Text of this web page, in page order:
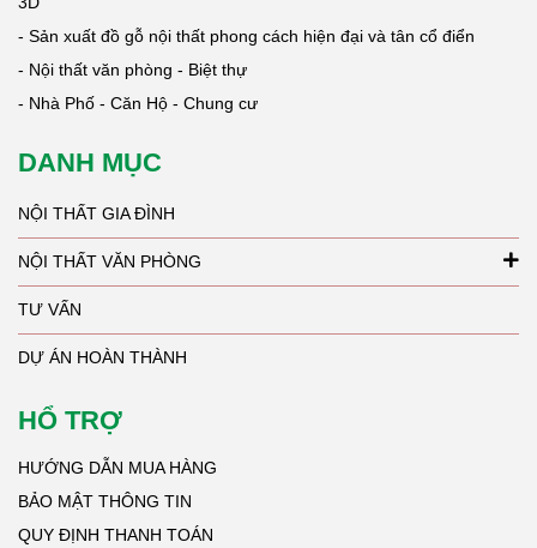
- Sản xuất đồ gỗ nội thất phong cách hiện đại và tân cổ điển
- Nội thất văn phòng - Biệt thự
- Nhà Phố - Căn Hộ - Chung cư
DANH MỤC
NỘI THẤT GIA ĐÌNH
NỘI THẤT VĂN PHÒNG
TƯ VẤN
DỰ ÁN HOÀN THÀNH
HỔ TRỢ
HƯỚNG DẪN MUA HÀNG
BẢO MẬT THÔNG TIN
QUY ĐỊNH THANH TOÁN